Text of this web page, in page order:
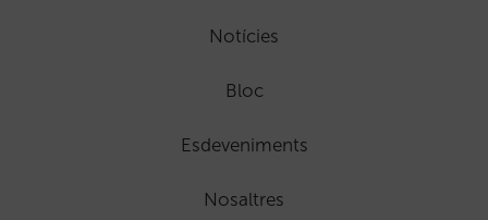
Notícies
Bloc
Esdeveniments
Nosaltres